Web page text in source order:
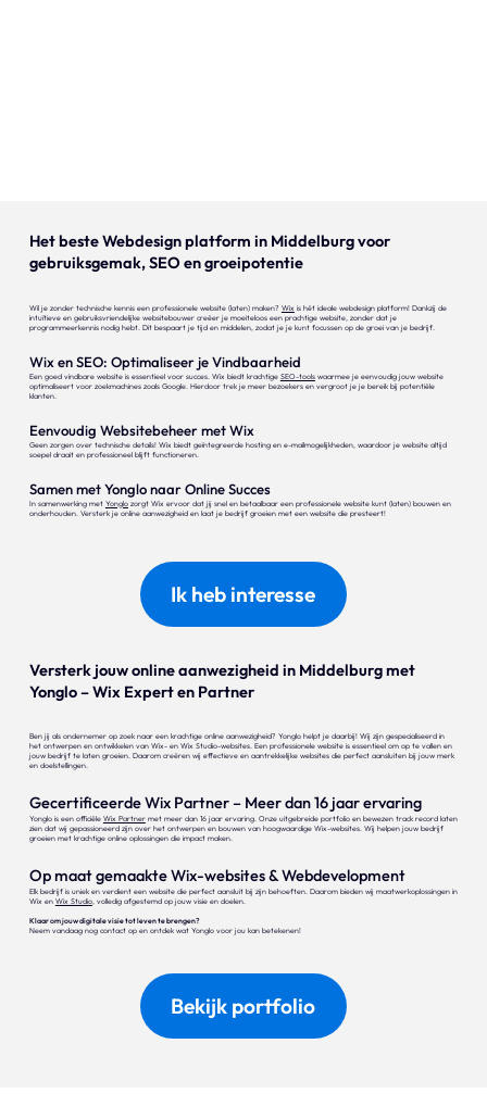
Het beste Webdesign platform in Middelburg voor
gebruiksgemak, SEO en groeipotentie
Wil je zonder technische kennis een professionele website (laten) maken? Wix is hét ideale webdesign platform! Dankzij de
intuïtieve en gebruiksvriendelijke websitebouwer creëer je moeiteloos een prachtige website, zonder dat je
programmeerkennis nodig hebt. Dit bespaart je tijd en middelen, zodat je je kunt focussen op de groei van je bedrijf.
Wix en SEO: Optimaliseer je Vindbaarheid
Een goed vindbare website is essentieel voor succes. Wix biedt krachtige SEO-toolswaarmee je eenvoudig jouw website
optimaliseert voor zoekmachines zoals Google. Hierdoor trek je meer bezoekers en vergroot je je bereik bij potentiële
klanten.
Eenvoudig Websitebeheer met Wix
Geen zorgen over technische details! Wix biedt geïntegreerde hosting en e-mailmogelijkheden, waardoor je website altijd
soepel draait en professioneel blijft functioneren.
Samen met Yonglo naar Online Succes
In samenwerking met Yonglozorgt Wix ervoor dat jij snel en betaalbaar een professionele website kunt (laten) bouwen en
onderhouden. Versterk je online aanwezigheid en laat je bedrijf groeien met een website die presteert!
Ik heb interesse
Versterk jouw online aanwezigheid in Middelburg met
Yonglo – Wix Expert en Partner
Ben jij als ondernemer op zoek naar een krachtige online aanwezigheid? Yonglo helpt je daarbij! Wij zijn gespecialiseerd in
het ontwerpen en ontwikkelen van Wix- en Wix Studio-websites. Een professionele website is essentieel om op te vallen en
jouw bedrijf te laten groeien. Daarom creëren wij effectieve en aantrekkelijke websites die perfect aansluiten bij jouw merk
en doelstellingen.
Gecertificeerde Wix Partner – Meer dan 16 jaar ervaring
Yonglo is een officiële Wix Partnermet meer dan 16 jaar ervaring. Onze uitgebreide portfolio en bewezen track record laten
zien dat wij gepassioneerd zijn over het ontwerpen en bouwen van hoogwaardige Wix-websites. Wij helpen jouw bedrijf
groeien met krachtige online oplossingen die impact maken.
Op maat gemaakte Wix-websites & Webdevelopment
Elk bedrijf is uniek en verdient een website die perfect aansluit bij zijn behoeften. Daarom bieden wij maatwerkoplossingen in
Wix en Wix Studio, volledig afgestemd op jouw visie en doelen.
Klaar om jouw digitale visie tot leven te brengen?
Neem vandaag nog contact op en ontdek wat Yonglo voor jou kan betekenen!
Bekijk portfolio
Websites
Projecten